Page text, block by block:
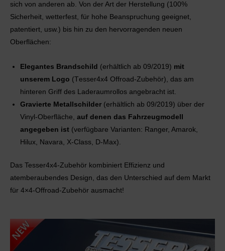
sich von anderen ab. Von der Art der Herstellung (100%
Sicherheit, wetterfest, für hohe Beanspruchung geeignet,
patentiert, usw.) bis hin zu den hervorragenden neuen
Oberflächen:
Elegantes Brandschild (erhältlich ab 09/2019) mit
unserem Logo (Τesser4x4 Offroad-Zubehör), das am
hinteren Griff des Laderaumrollos angebracht ist.
Gravierte Metallschilder (erhältlich ab 09/2019) über der
Vinyl-Oberfläche, auf denen das Fahrzeugmodell
angegeben ist (verfügbare Varianten: Ranger, Amarok,
Hilux, Navara, X-Class, D-Max).
Das Tesser4x4-Zubehör kombiniert Effizienz und
atemberaubendes Design, das den Unterschied auf dem Markt
für 4×4-Offroad-Zubehör ausmacht!